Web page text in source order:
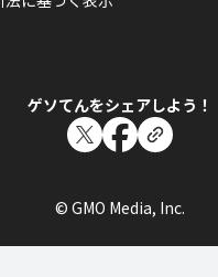
ゲソてんをシェアしよう！
© GMO Media, Inc.